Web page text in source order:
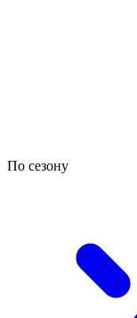
По сезону